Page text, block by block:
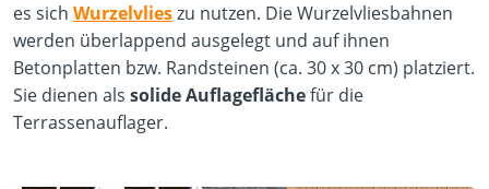
es sich Wurzelvlieszu nutzen. Die Wurzelvliesbahnen
werden überlappend ausgelegt und auf ihnen
Betonplatten bzw. Randsteinen (ca. 30 x 30 cm) platziert.
Sie dienen als solide Auflageflächefür die
Terrassenauflager.